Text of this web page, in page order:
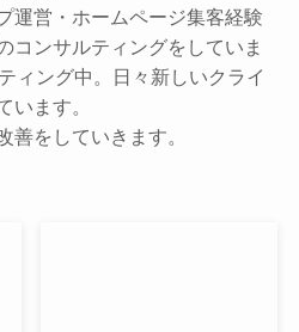
運営・ホームページ集客経験
コンサルティングをしていま
ィング中。日々新しいクライ
います。
善をしていきます。